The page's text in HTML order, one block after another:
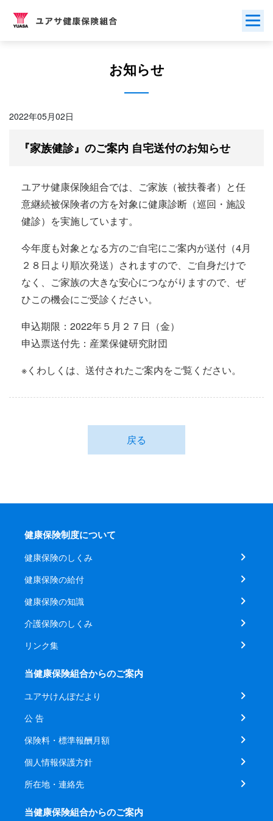
お知らせ
2022年05月02日
『家族健診』のご案内 自宅送付のお知らせ
ユアサ健康保険組合では、ご家族（被扶養者）と任
意継続被保険者の方を対象に健康診断（巡回・施設
健診）を実施しています。
今年度も対象となる方のご自宅にご案内が送付（4月
２８日より順次発送）されますので、ご自身だけで
なく、ご家族の大きな安心につながりますので、ぜ
ひこの機会にご受診ください。
申込期限：2022年５月２７日（金）
申込票送付先：産業保健研究財団
※くわしくは、送付されたご案内をご覧ください。
戻る
健康保険制度について
健康保険のしくみ
健康保険の給付
健康保険の知識
介護保険のしくみ
リンク集
当健康保険組合からのご案内
ユアサけんぽだより
公 告
保険料・標準報酬月額
個人情報保護方針
所在地・連絡先
当健康保険組合からのご案内